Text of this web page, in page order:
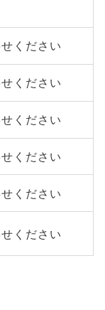
ください
ください
ください
ください
ください
ください